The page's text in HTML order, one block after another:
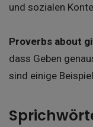
und sozialen
Proverbs about
dass Geben
sind einige